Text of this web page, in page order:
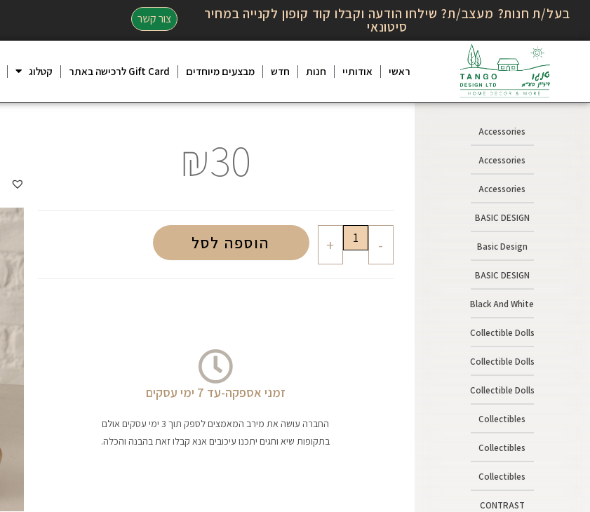
בעל/ת חנות? מעצב/ת? שילחו הודעה וקבלו קוד קופון לקנייה במחיר
סיטונאי צור קשר
ראשי אודותיי חנות חדש מבצעים מיוחדים Gift Card לרכישה באתר קטלוג
Accessories
Accessories
Accessories
BASIC DESIGN
Basic Design
BASIC DESIGN
Black And White
Collectible Dolls
Collectible Dolls
Collectible Dolls
Collectibles
Collectibles
Collectibles
CONTRAST
₪30
-
+ הוספה לסל
זמני אספקה-עד 7 ימי עסקים
החברה עושה את מירב המאמצים לספק תוך 3 ימי עסקים אולם
בתקופות שיא וחגים יתכנו עיכובים אנא קבלו זאת בהבנה והכלה.